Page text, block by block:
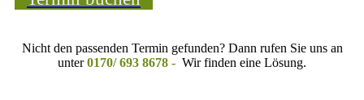
Nicht den passenden Termin gefunden? Dann rufen Sie uns an
unter0170/ 693 8678 - Wir finden eine Lösung.